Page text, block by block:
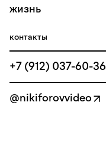
жизнь
контакты
+7 (912) 037-60-36
@nikiforovvideo